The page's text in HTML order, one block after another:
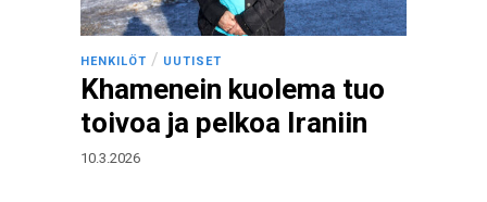
HENKILÖT / UUTISET
Khamenein kuolema tuo
toivoa ja pelkoa Iraniin
10.3.2026